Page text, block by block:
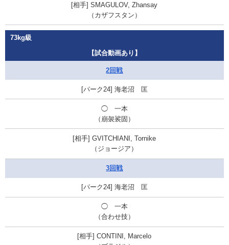
SMAGULOV, Zhansay
（カザフスタン）
73kg級
【試合動画あり】
2回戦
海老沼 匡
◯ 一本
（崩袈裟固）
GVITCHIANI, Tornike
（ジョージア）
3回戦
海老沼 匡
◯ 一本
（合わせ技）
CONTINI, Marcelo